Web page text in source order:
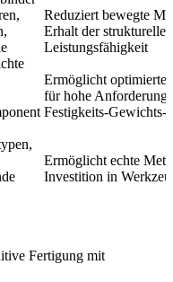
Reduziert bewegte
Erhalt der strukturellen
Leistungsfähigkeit
Ermöglicht optimierte
für hohe
Festigkeits-Gewichts-
Ermöglicht echte
Investition in
Fertigung mit